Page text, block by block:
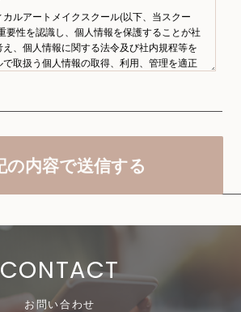
CONTACT
お問い合わせ